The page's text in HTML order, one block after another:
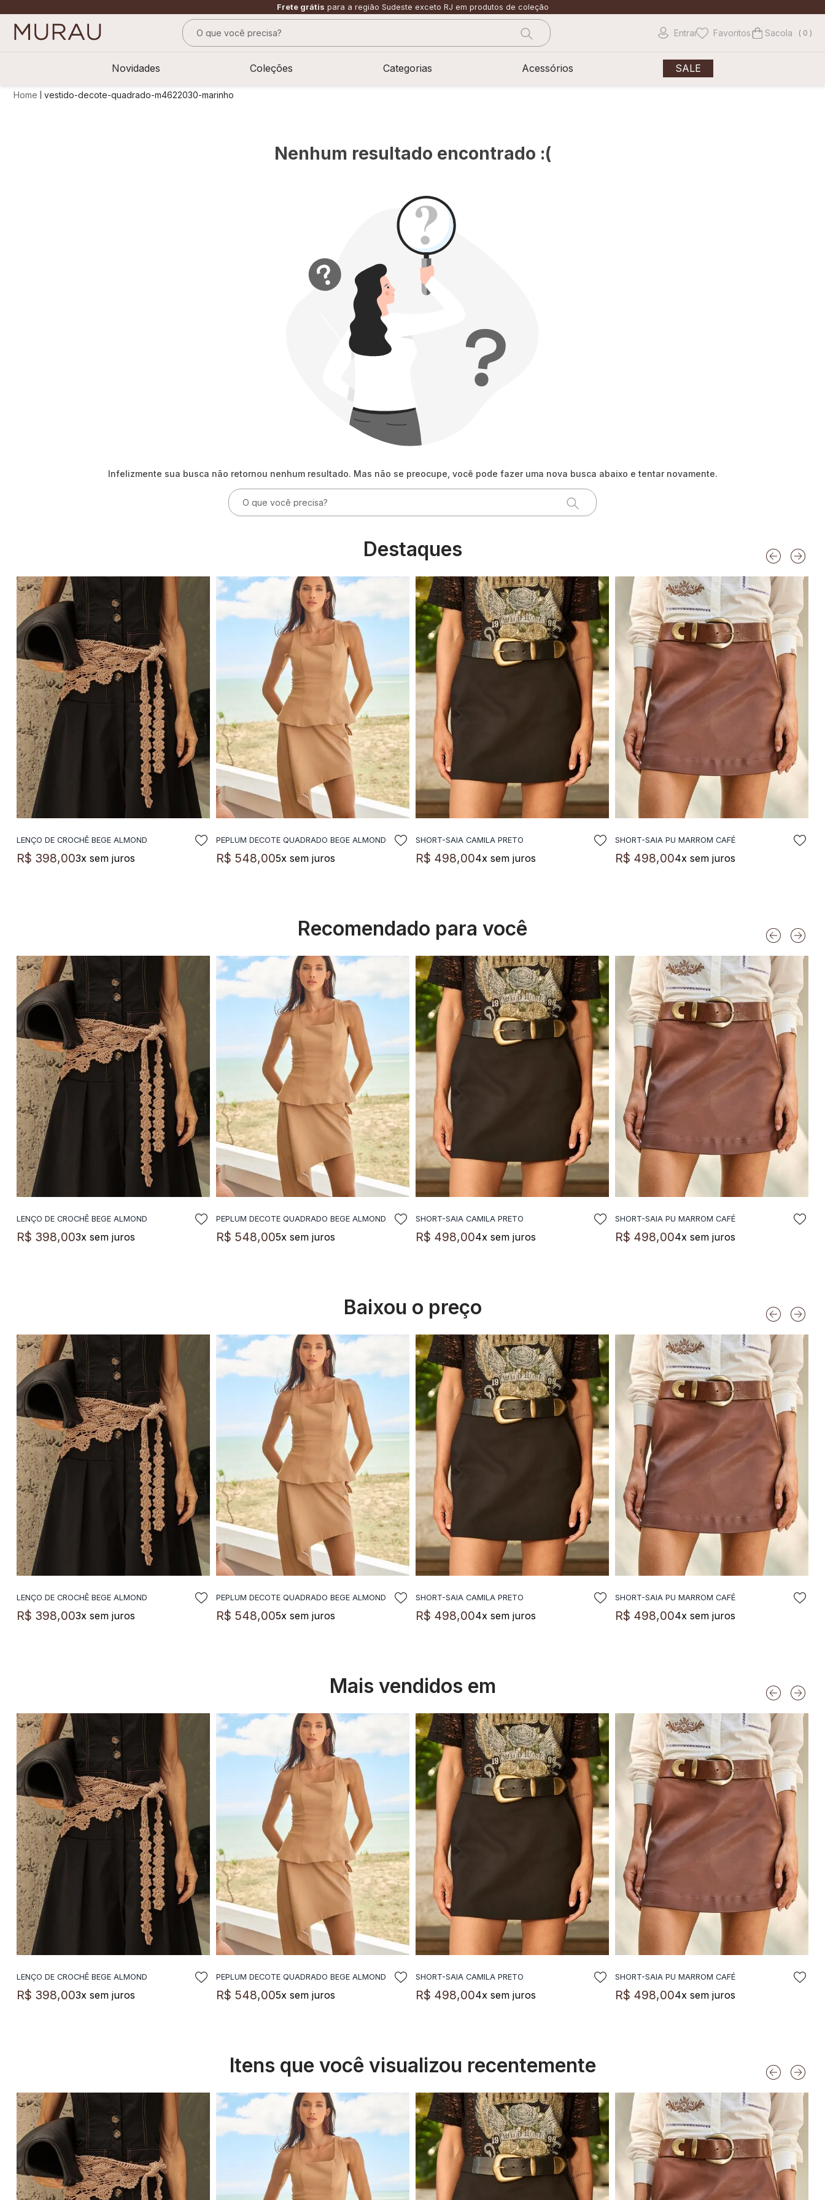
Frete grátis para a região Sudeste exceto RJ em produtos de coleção
O que você precisa?
Entrar Favoritos 0
Novidades Coleções Categorias Acessórios SALE
vestido-decote-quadrado-m4622030-marinho
Nenhum resultado encontrado :(
Infelizmente sua busca não retornou nenhum resultado. Mas não se preocupe, você pode fazer uma nova busca abaixo e tentar novamente.
O que você precisa?
Destaques
ADICIONAR A SACOLA
LENÇO DE CROCHÊ BEGE ALMOND
R$ 398,003x sem juros
ADICIONAR A SACOLA
PEPLUM DECOTE QUADRADO BEGE ALMOND
R$ 548,005x sem juros
ADICIONAR A SACOLA
SHORT-SAIA CAMILA PRETO
R$ 498,004x sem juros
ADICIONAR A SACOLA
SHORT-SAIA PU MARROM CAFÉ
R$ 498,004x sem juros
Recomendado para você
ADICIONAR A SACOLA
LENÇO DE CROCHÊ BEGE ALMOND
R$ 398,003x sem juros
ADICIONAR A SACOLA
PEPLUM DECOTE QUADRADO BEGE ALMOND
R$ 548,005x sem juros
ADICIONAR A SACOLA
SHORT-SAIA CAMILA PRETO
R$ 498,004x sem juros
ADICIONAR A SACOLA
SHORT-SAIA PU MARROM CAFÉ
R$ 498,004x sem juros
Baixou o preço
ADICIONAR A SACOLA
LENÇO DE CROCHÊ BEGE ALMOND
R$ 398,003x sem juros
ADICIONAR A SACOLA
PEPLUM DECOTE QUADRADO BEGE ALMOND
R$ 548,005x sem juros
ADICIONAR A SACOLA
SHORT-SAIA CAMILA PRETO
R$ 498,004x sem juros
ADICIONAR A SACOLA
SHORT-SAIA PU MARROM CAFÉ
R$ 498,004x sem juros
Mais vendidos em
ADICIONAR A SACOLA
LENÇO DE CROCHÊ BEGE ALMOND
R$ 398,003x sem juros
ADICIONAR A SACOLA
PEPLUM DECOTE QUADRADO BEGE ALMOND
R$ 548,005x sem juros
ADICIONAR A SACOLA
SHORT-SAIA CAMILA PRETO
R$ 498,004x sem juros
ADICIONAR A SACOLA
SHORT-SAIA PU MARROM CAFÉ
R$ 498,004x sem juros
Itens que você visualizou recentemente
2º
alfaiataria